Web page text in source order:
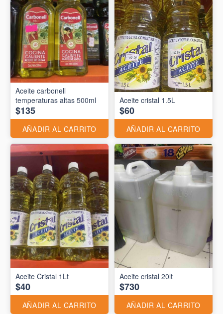
Aceite carbonell
temperaturas altas 500ml
$135
AÑADIR AL CARRITO
Aceite cristal 1.5L
$60
AÑADIR AL CARRITO
Aceite Cristal 1Lt
$40
AÑADIR AL CARRITO
Aceite cristal 20lt
$730
AÑADIR AL CARRITO